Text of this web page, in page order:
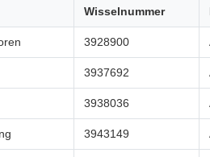
Wisselnummer
3928900
3937692
3938036
3943149